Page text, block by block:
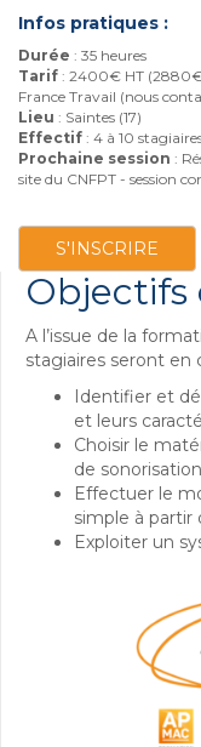
Infos pratiques :
Durée : 35 heures
Tarif : 2400€ HT (2880€
France Travail (nous
Lieu : Saintes (17)
Effectif : 4 à 10
Prochaine session :
site du CNFPT - session
S'INSCRIRE
Objectifs
A l’issue de la
stagiaires seront en
Identifier et
et leurs
Choisir le
de
Effectuer le
simple à partir
Exploiter un